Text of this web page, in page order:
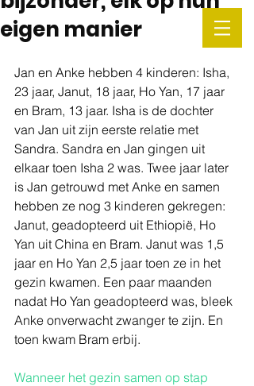
eigen manier
Jan en Anke hebben 4 kinderen: Isha,
23 jaar, Janut, 18 jaar, Ho Yan, 17 jaar
en Bram, 13 jaar. Isha is de dochter
van Jan uit zijn eerste relatie met
Sandra. Sandra en Jan gingen uit
elkaar toen Isha 2 was. Twee jaar later
is Jan getrouwd met Anke en samen
hebben ze nog 3 kinderen gekregen:
Janut, geadopteerd uit Ethiopië, Ho
Yan uit China en Bram. Janut was 1,5
jaar en Ho Yan 2,5 jaar toen ze in het
gezin kwamen. Een paar maanden
nadat Ho Yan geadopteerd was, bleek
Anke onverwacht zwanger te zijn. En
toen kwam Bram erbij.
Wanneer het gezin samen op stap